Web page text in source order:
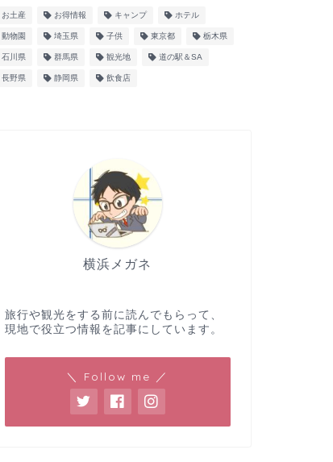
お土産 お得情報 キャンプ ホテル
動物園 埼玉県 子供 東京都 栃木県
石川県 群馬県 観光地 道の駅＆SA
長野県 静岡県 飲食店
横浜メガネ
旅行や観光をする前に読んでもらって、
現地で役立つ情報を記事にしています。
＼ Follow me ／